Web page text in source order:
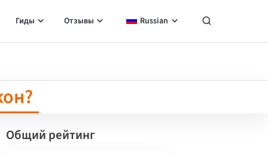
Гиды Отзывы Russian
Общий рейтинг